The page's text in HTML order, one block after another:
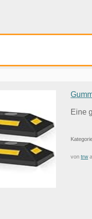
Lego Ninjago Movie
Eine
von trw